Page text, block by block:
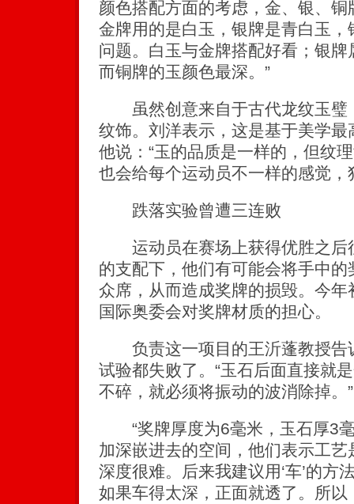
颜色搭配方面的考虑，金、银、
金牌用的是白玉，银牌是青白玉，
问题。白玉与金牌搭配好看；银
而铜牌的玉颜色最深。”
虽然创意来自于古代龙纹玉璧
纹饰。刘洋表示，这是基于美学
他说：“玉的品质是一样的，但纹
也会给每个运动员不一样的感觉，
跌落实验曾遭三连败
运动员在赛场上获得优胜之后
的支配下，他们有可能会将手中
众席，从而造成奖牌的损毁。今
国际奥委会对奖牌材质的担心。
负责这一项目的王沂蓬教授告
试验都失败了。“玉石后面直接就
不碎，就必须将振动的波消除掉。”
“奖牌厚度为6毫米，玉石厚3毫
加深嵌进去的空间，他们表示工
深度很难。后来我建议用‘车’的方
如果车得太深，正面就透了。所